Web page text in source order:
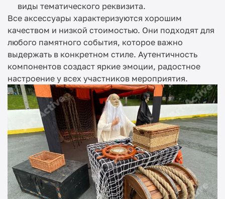
виды тематического реквизита.
Все аксессуары характеризуются хорошим
качеством и низкой стоимостью. Они подходят для
любого памятного события, которое важно
выдержать в конкретном стиле. Аутентичность
компонентов создаст яркие эмоции, радостное
настроение у всех участников мероприятия.